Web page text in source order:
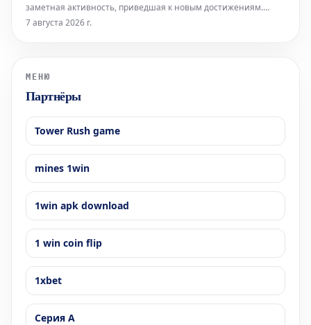
заметная активность, приведшая к новым достижениям.
Французский биржевой индекс CAC 40 достиг
7 августа 2026 г.
МЕНЮ
Партнёры
Tower Rush game
mines 1win
1win apk download
1 win coin flip
1xbet
Серия А